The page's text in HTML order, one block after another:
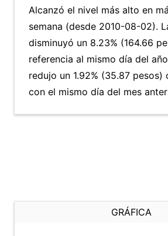
Alcanzó el nivel más alto en
semana (desde 2010-08-02).
disminuyó un 8.23% (164.66
referencia al mismo día del
redujo un 1.92% (35.87 pesos)
con el mismo día del mes
GRÁFICA